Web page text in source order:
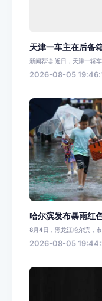
天津一车主在后备
新闻荐读 近日，天津一轿
2026-08-05
哈尔滨发布暴雨红
8月4日，黑龙江哈尔滨，
2026-08-05